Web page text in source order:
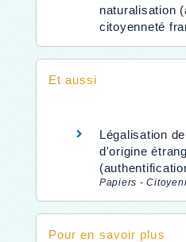
naturalisation
citoyenneté
Et aussi
Légalisation
d'origine
Papiers -
Pour en savoir plus